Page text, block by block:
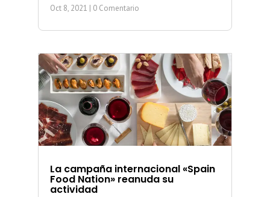
Oct 8, 2021 | 0 Comentario
La campaña internacional «Spain
Food Nation» reanuda su
actividad